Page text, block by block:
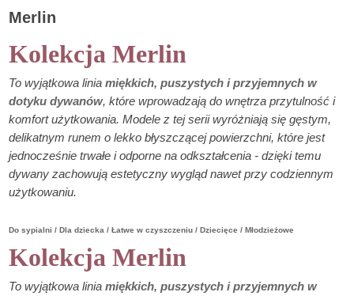
Merlin
Kolekcja Merlin
To wyjątkowa liniamiękkich, puszystych i przyjemnych w
dotyku dywanów, które wprowadzają do wnętrza przytulność i
komfort użytkowania. Modele z tej serii wyróżniają się gęstym,
delikatnym runem o lekko błyszczącej powierzchni, które jest
jednocześnie trwałe i odporne na odkształcenia - dzięki temu
dywany zachowują estetyczny wygląd nawet przy codziennym
użytkowaniu.
Do sypialni / Dla dziecka / Łatwe w czyszczeniu / Dziecięce / Młodzieżowe
Kolekcja Merlin
To wyjątkowa liniamiękkich, puszystych i przyjemnych w